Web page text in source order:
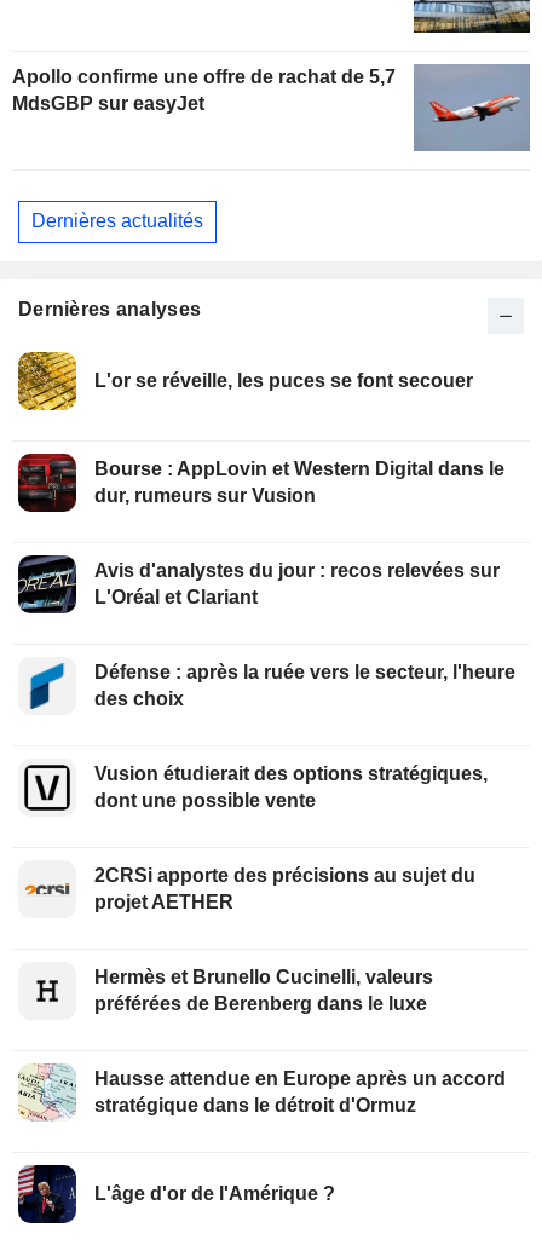
Apollo confirme une offre de rachat de 5,7
MdsGBP sur easyJet
Dernières actualités
Dernières analyses
L'or se réveille, les puces se font secouer
Bourse : AppLovin et Western Digital dans le
dur, rumeurs sur Vusion
Avis d'analystes du jour : recos relevées sur
L'Oréal et Clariant
Défense : après la ruée vers le secteur, l'heure
des choix
Vusion étudierait des options stratégiques,
dont une possible vente
2CRSi apporte des précisions au sujet du
projet AETHER
Hermès et Brunello Cucinelli, valeurs
préférées de Berenberg dans le luxe
Hausse attendue en Europe après un accord
stratégique dans le détroit d'Ormuz
L'âge d'or de l'Amérique ?